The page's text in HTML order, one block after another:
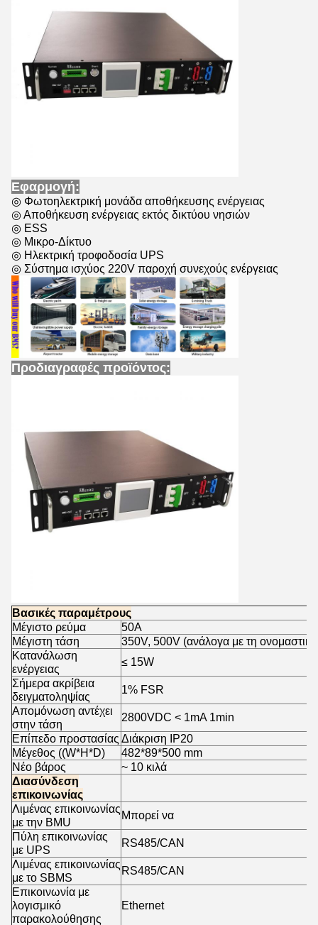
Εφαρμογή:
◎ Φωτοηλεκτρική μονάδα αποθήκευσης ενέργειας
◎ Αποθήκευση ενέργειας εκτός δικτύου νησιών
◎ ESS
◎ Μικρο-Δίκτυο
◎ Ηλεκτρική τροφοδοσία UPS
◎ Σύστημα ισχύος 220V παροχή συνεχούς ενέργειας
Προδιαγραφές προϊόντος:
Βασικές παραμέτρους
Μέγιστο ρεύμα
50Α
Μέγιστη τάση
350V, 500V (ανάλογα με τη
Κατανάλωση
ενέργειας
≤ 15W
Σήμερα ακρίβεια
δειγματοληψίας
1% FSR
Απομόνωση αντέχει
στην τάση
2800VDC < 1mA 1min
Επίπεδο προστασίας Διάκριση IP20
Μέγεθος ((W*H*D)
482*89*500 mm
Νέο βάρος
~ 10 κιλά
Διασύνδεση
επικοινωνίας
Λιμένας επικοινωνίας
με την BMU
Μπορεί να
Πύλη επικοινωνίας
με UPS
RS485/CAN
Λιμένας επικοινωνίας
με το SBMS
RS485/CAN
Επικοινωνία με
λογισμικό
παρακολούθησης
Ethernet